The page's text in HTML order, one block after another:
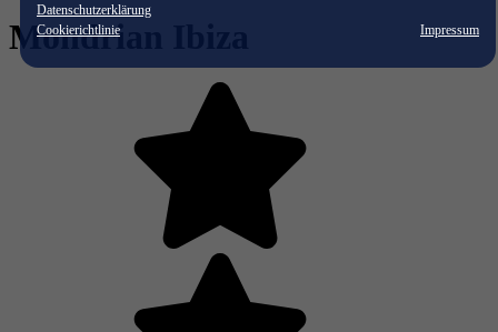
Datenschutzerklärung
Cookierichtlinie
Impressum
Mondrian Ibiza